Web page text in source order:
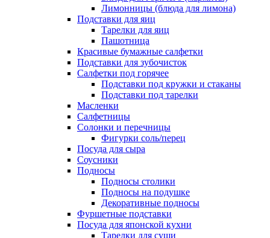
Лимонницы (блюда для лимона)
Подставки для яиц
Тарелки для яиц
Пашотница
Красивые бумажные салфетки
Подставки для зубочисток
Салфетки под горячее
Подставки под кружки и стаканы
Подставки под тарелки
Масленки
Салфетницы
Солонки и перечницы
Фигурки соль/перец
Посуда для сыра
Соусники
Подносы
Подносы столики
Подносы на подушке
Декоративные подносы
Фуршетные подставки
Посуда для японской кухни
Тарелки для суши